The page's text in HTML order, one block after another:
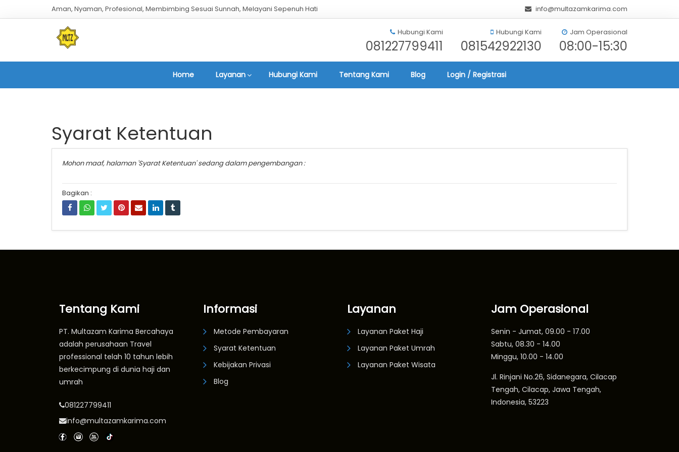
Aman, Nyaman, Profesional, Membimbing Sesuai Sunnah, Melayani Sepenuh Hati info@multazamkarima.com
Hubungi Kami
081227799411
Hubungi Kami
081542922130
Jam Operasional
08:00-15:30
Home Layanan Hubungi Kami Tentang Kami Blog Login / Registrasi
Syarat Ketentuan
Mohon maaf, halaman 'Syarat Ketentuan' sedang dalam pengembangan :
Bagikan :
Tentang Kami
PT. Multazam Karima Bercahaya
adalah perusahaan Travel
professional telah 10 tahun lebih
berkecimpung di dunia haji dan
umrah
081227799411
info@multazamkarima.com
Informasi
Metode Pembayaran
Syarat Ketentuan
Kebijakan Privasi
Blog
Layanan
Layanan Paket Haji
Layanan Paket Umrah
Layanan Paket Wisata
Jam Operasional
Senin - Jumat, 09.00 - 17.00
Sabtu, 08.30 - 14.00
Minggu, 10.00 - 14.00
Jl. Rinjani No.26, Sidanegara, Cilacap
Tengah, Cilacap, Jawa Tengah,
Indonesia, 53223